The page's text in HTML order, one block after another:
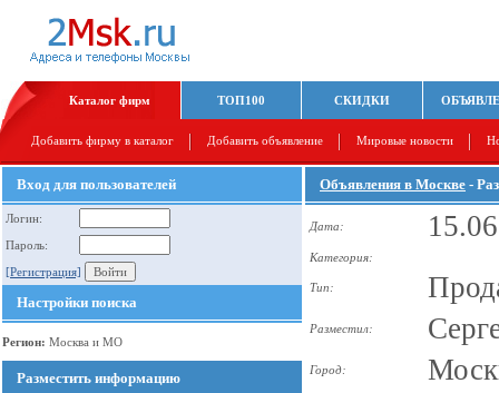
Каталог фирм ТОП100 СКИДКИ
Добавить фирму в каталог Добавить объявление Мировые новости
Вход для пользователей
Логин:
Пароль:
[Регистрация]
Настройки поиска
Регион: Москва и МО
Разместить информацию
Объявления в Москве -
Дата:
Категория:
Тип:
Разместил:
Город: